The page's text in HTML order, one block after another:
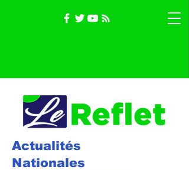
Actualités
Nationales